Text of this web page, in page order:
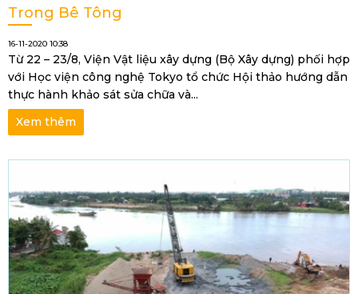
Trong Bê Tông
16-11-2020 10:38
Từ 22 – 23/8, Viện Vật liệu xây dựng (Bộ Xây dựng) phối hợp
với Học viện công nghệ Tokyo tổ chức Hội thảo hướng dẫn
thực hành khảo sát sửa chữa và...
Xem thêm